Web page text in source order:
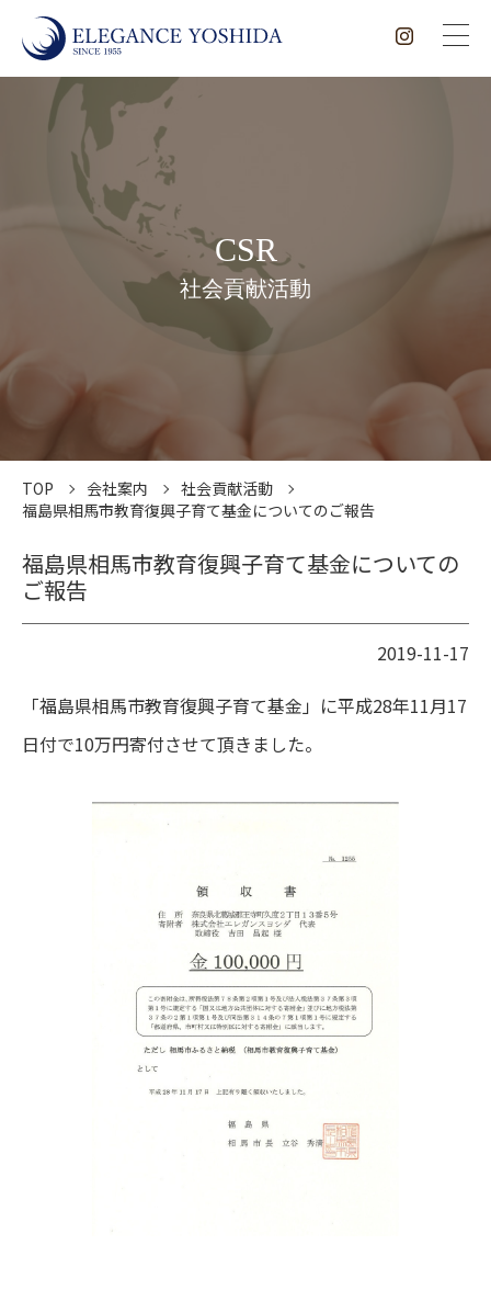
CSR
社会貢献活動
TOP 会社案内
社会貢献活動
福島県相馬市教育復興子育て基金についてのご報告
福島県相馬市教育復興子育て基金についての
ご報告
2019-11-17
「福島県相馬市教育復興子育て基金」に平成28年11月17
日付で10万円寄付させて頂きました。